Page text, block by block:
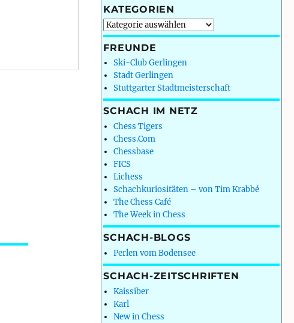
KATEGORIEN
Kategorien
FREUNDE
Ski-Club Gerlingen
Stadt Gerlingen
Stuttgarter Stadtmeisterschaft
SCHACH IM NETZ
Chess Tigers
Chess.Com
Chessbase
FICS
Lichess
Schachkuriositäten – von Tim Krabbé
The Chess Café
The Week in Chess
SCHACH-BLOGS
Perlen vom Bodensee
SCHACH-ZEITSCHRIFTEN
Kaissiber
Karl
New in Chess